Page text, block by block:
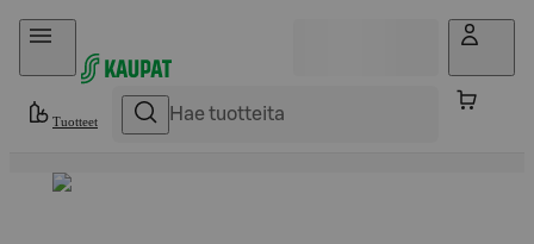
Hyppää sisältöön
Tuotteet